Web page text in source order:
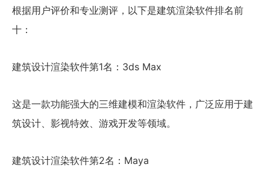
根据用户评价和专业测评，以下是建筑渲染软件排名前
十：
建筑设计渲染软件第1名：3ds Max
这是一款功能强大的三维建模和渲染软件，广泛应用于建
筑设计、影视特效、游戏开发等领域。
建筑设计渲染软件第2名：Maya